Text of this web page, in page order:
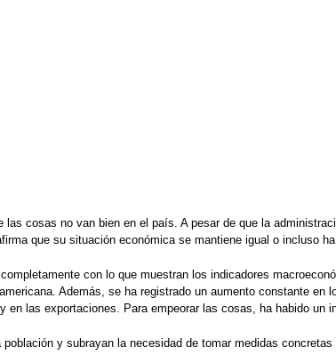
cosas no van bien en el país. A pesar de que la
que su situación económica se mantiene igual o incluso
con lo que muestran los indicadores
Además, se ha registrado un aumento constante
las exportaciones. Para empeorar las cosas, ha habido un
y subrayan la necesidad de tomar medidas